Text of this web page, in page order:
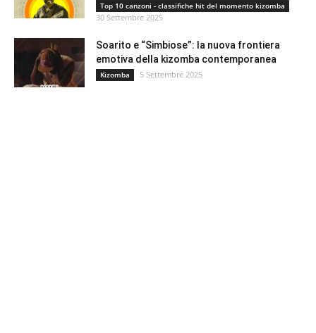
Top 10 canzoni - classifiche hit del momento kizomba
30 Settembre 2025
Soarito e “Simbiose”: la nuova frontiera
emotiva della kizomba contemporanea
Kizomba 5 Settembre 2025